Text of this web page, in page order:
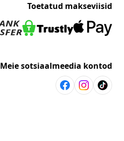
Toetatud makseviisid
Meie sotsiaalmeedia kontod